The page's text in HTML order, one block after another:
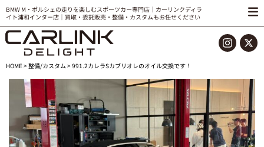
BMW M・ポルシェの走りを楽しむスポーツカー専門店｜カーリンクディラ
イト浦和インター店｜買取・委託販売・整備・カスタムもお任せください
HOME>整備/カスタム> 991.2カレラSカブリオレのオイル交換です！